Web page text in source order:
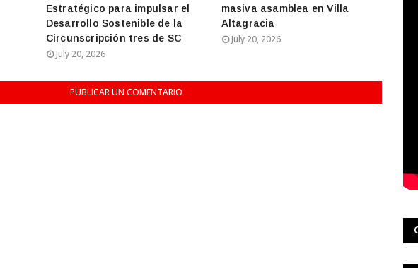
Estratégico para impulsar el
Desarrollo Sostenible de la
Circunscripción tres de SC
July 20, 2026
masiva asamblea en Villa
Altagracia
July 20, 2026
PUBLICAR UN COMENTARIO